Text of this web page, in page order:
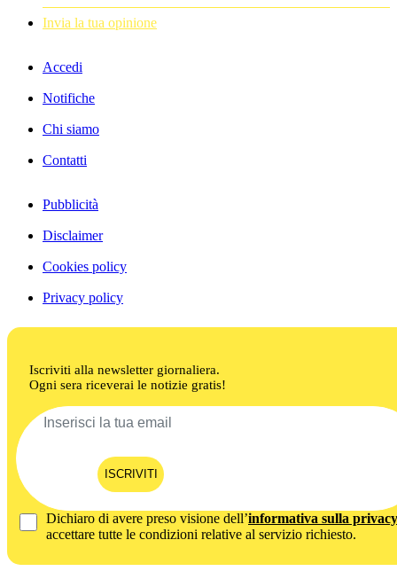
Invia la tua opinione
Accedi
Notifiche
Chi siamo
Contatti
Pubblicità
Disclaimer
Cookies policy
Privacy policy
Iscriviti alla newsletter giornaliera.
Ogni sera riceverai le notizie gratis!
ISCRIVITI
Dichiaro di avere preso visione dell’informativa sulla privacy
accettare tutte le condizioni relative al servizio richiesto.